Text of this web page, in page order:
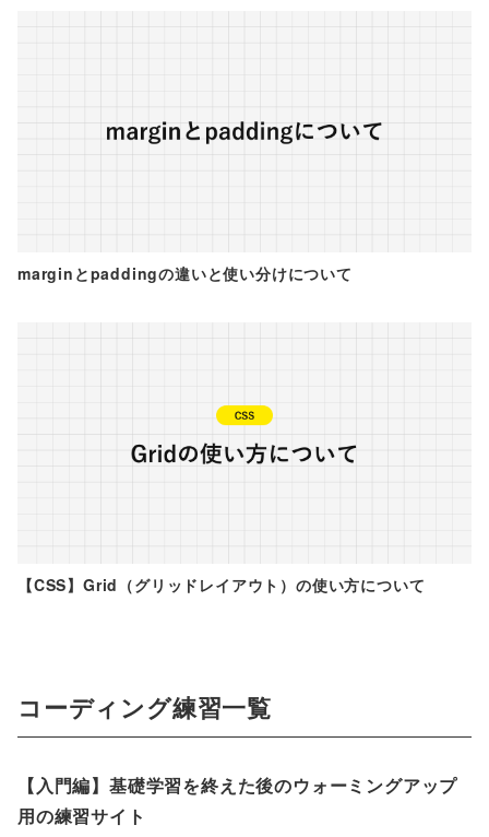
marginとpaddingの違いと使い分けについて
【CSS】Grid（グリッドレイアウト）の使い方について
コーディング練習一覧
【入門編】基礎学習を終えた後のウォーミングアップ
用の練習サイト